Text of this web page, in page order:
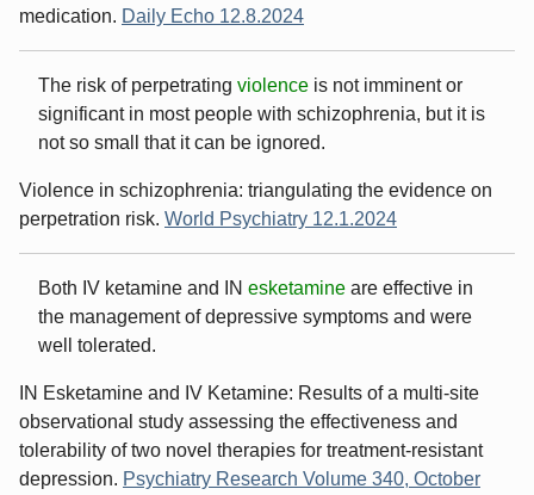
medication. Daily Echo 12.8.2024
The risk of perpetrating violence is not imminent or
significant in most people with schizophrenia, but it is
not so small that it can be ignored.
Violence in schizophrenia: triangulating the evidence on
perpetration risk. World Psychiatry 12.1.2024
Both IV ketamine and IN esketamine are effective in
the management of depressive symptoms and were
well tolerated.
IN Esketamine and IV Ketamine: Results of a multi-site
observational study assessing the effectiveness and
tolerability of two novel therapies for treatment-resistant
depression. Psychiatry Research Volume 340, October